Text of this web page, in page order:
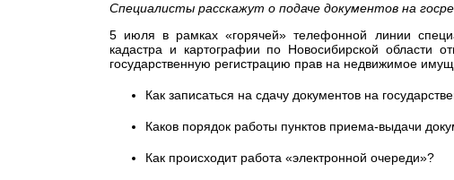
Специалисты расскажут о подаче документов на
5 июля в рамках «горячей» телефонной линии
кадастра и картографии по Новосибирской области
государственную регистрацию прав на недвижимое
Как записаться на сдачу документов на
Каков порядок работы пунктов приема-выдачи
Как происходит работа «электронной очереди»?